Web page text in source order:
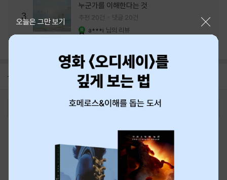
3
누군가를 이해한다는 것
추천 20건 댓글 20건
a***i 님의 리뷰
공지 8월 신용카드 무이자할부 안내
오늘은 그만 보기
최근 본 상품
티켓 1544-6399
중고샵 1566-4295
eBook 1:1문의/채팅상담
예스이십사(주) 사업자 정보
이용약관
개인정보처리방침
청소년보호정책